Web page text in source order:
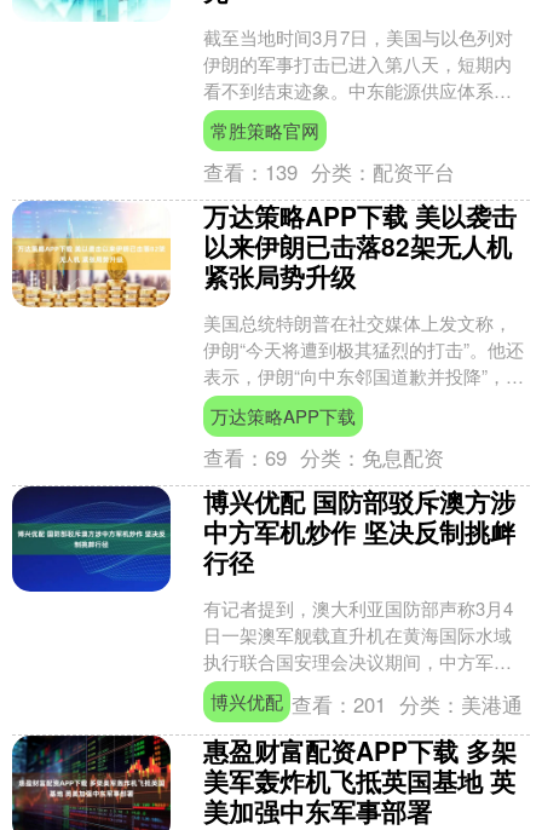
截至当地时间3月7日，美国与以色列对
伊朗的军事打击已进入第八天，短期内
看不到结束迹象。中东能源供应体系遭
遇重创，国际油价迎来暴涨。卡塔尔能
源大臣警告称，若冲突持....
常胜策略官网
查看： 139 分类： 配资平台
万达策略APP下载 美以袭击
以来伊朗已击落82架无人机
紧张局势升级
美国总统特朗普在社交媒体上发文称，
伊朗“今天将遭到极其猛烈的打击”。他还
表示，伊朗“向中东邻国道歉并投降”，并
承诺不再向它们开火，这归因于“美国和
以色列的持续打....
万达策略APP下载
查看：69 分类： 免息配资
博兴优配 国防部驳斥澳方涉
中方军机炒作 坚决反制挑衅
行径
有记者提到，澳大利亚国防部声称3月4
日一架澳军舰载直升机在黄海国际水域
执行联合国安理会决议期间，中方军机
进行了不安全接近。对此，蒋斌回应
称，澳方言论歪曲事实、颠....
博兴优配 查看： 201 分类： 美港通
惠盈财富配资APP下载 多架
美军轰炸机飞抵英国基地 英
美加强中东军事部署